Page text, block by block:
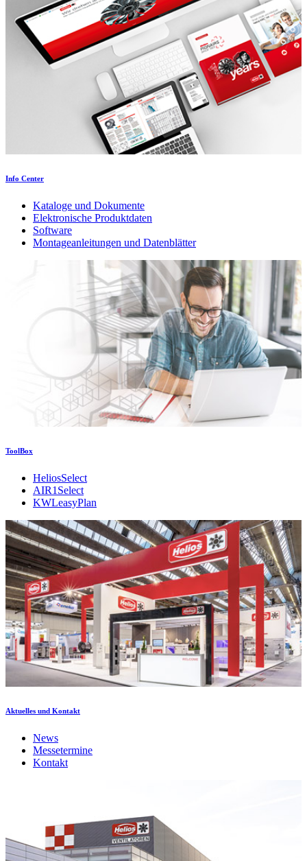
Info Center
Kataloge und Dokumente
Elektronische Produktdaten
Software
Montageanleitungen und Datenblätter
ToolBox
HeliosSelect
AIR1Select
KWLeasyPlan
Aktuelles und Kontakt
News
Messetermine
Kontakt